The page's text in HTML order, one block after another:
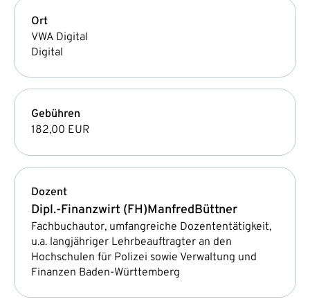
Ort
VWA Digital
Digital
Gebühren
182,00 EUR
Dozent
Dipl.-Finanzwirt (FH)ManfredBüttner
Fachbuchautor, umfangreiche Dozententätigkeit,
u.a. langjähriger Lehrbeauftragter an den
Hochschulen für Polizei sowie Verwaltung und
Finanzen Baden-Württemberg